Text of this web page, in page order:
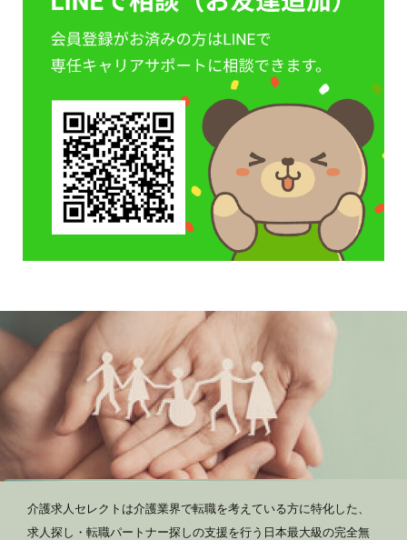
介護求人セレクトは介護業界で転職を考えている方に特化した、
求人探し・転職パートナー探しの支援を行う日本最大級の完全無